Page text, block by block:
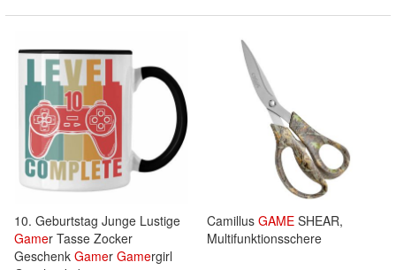
10. Geburtstag Junge Lustige
Gamer Tasse Zocker
Geschenk Gamer Gamergirl
Camillus GAME SHEAR,
Multifunktionsschere